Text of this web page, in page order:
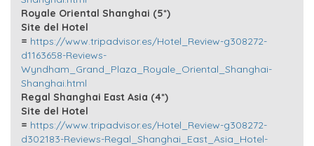
Royale Oriental Shanghai (5*)
Site del Hotel
= https://www.tripadvisor.es/Hotel_Review-g308272-
d1163658-Reviews-
Wyndham_Grand_Plaza_Royale_Oriental_Shanghai-
Shanghai.html
Regal Shanghai East Asia (4*)
Site del Hotel
= https://www.tripadvisor.es/Hotel_Review-g308272-
d302183-Reviews-Regal_Shanghai_East_Asia_Hotel-